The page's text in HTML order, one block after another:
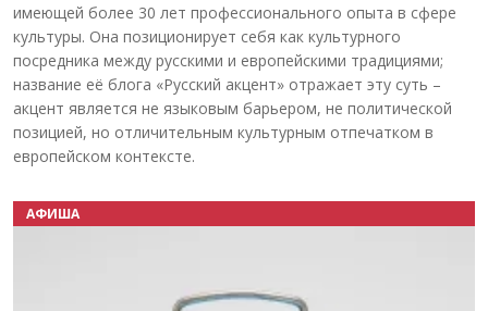
имеющей более 30 лет профессионального опыта в сфере
культуры. Она позиционирует себя как культурного
посредника между русскими и европейскими традициями;
название её блога «Русский акцент» отражает эту суть –
акцент является не языковым барьером, не политической
позицией, но отличительным культурным отпечатком в
европейском контексте.
АФИША